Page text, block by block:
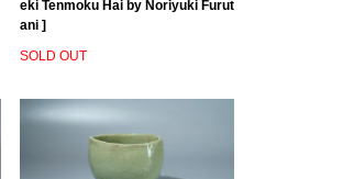
eki Tenmoku Hai by Noriyuki Furut
ani ]
SOLD OUT